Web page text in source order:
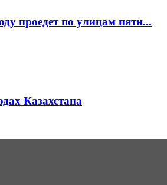
проедет по улицам пяти...
Казахстана